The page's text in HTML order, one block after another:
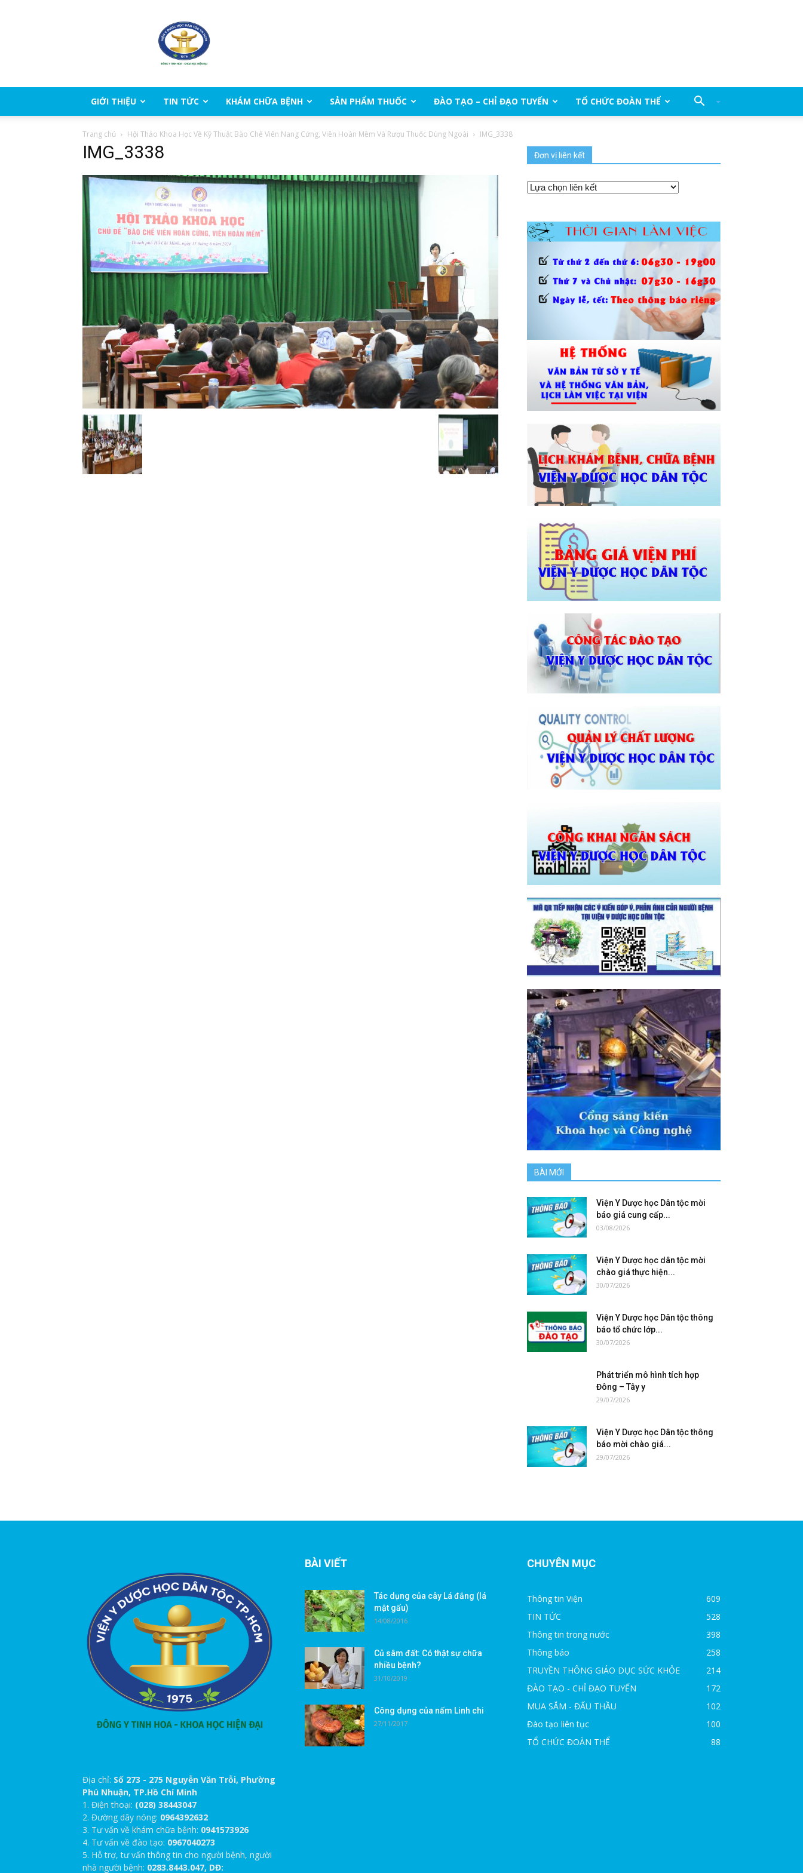
tộc
Thành
Chí
Minh
GIỚI THIỆU TIN TỨC KHÁM CHỮA BỆNH SẢN PHẨM THUỐC ĐÀO TẠO – CHỈ ĐẠO TUYẾN TỔ CHỨC ĐOÀN THỂ
Trang chủ Hội Thảo Khoa Học Về Kỹ Thuật Bào Chế Viên Nang Cứng, Viên Hoàn Mềm Và Rượu Thuốc Dùng Ngoài IMG_3338
IMG_3338 Đơn vị liên kết
BÀI MỚI
Viện Y Dược học Dân tộc mời
báo giá cung cấp...
03/08/2026
Viện Y Dược học dân tộc mời
chào giá thực hiện...
30/07/2026
Viện Y Dược học Dân tộc thông
báo tổ chức lớp...
30/07/2026
Phát triển mô hình tích hợp
Đông – Tây y
29/07/2026
Viện Y Dược học Dân tộc thông
báo mời chào giá...
29/07/2026
Địa chỉ: Số 273 - 275 Nguyễn Văn Trỗi, Phường
Phú Nhuận, TP.Hồ Chí Minh
1. Điện thoại: (028) 38443047
2. Đường dây nóng: 0964392632
3. Tư vấn về khám chữa bệnh: 0941573926
4. Tư vấn về đào tạo: 0967040273
5. Hỗ trợ, tư vấn thông tin cho người bệnh, người
nhà người bệnh: 0283.8443.047, DĐ:
BÀI VIẾT
Tác dụng của cây Lá đắng (lá
mật gấu)
14/08/2016
Củ sâm đất: Có thật sự chữa
nhiều bệnh?
31/10/2019
Công dụng của nấm Linh chi
27/11/2017
CHUYÊN MỤC
Thông tin Viện
609
TIN TỨC
528
Thông tin trong nước
398
Thông báo
258
TRUYỀN THÔNG GIÁO DỤC SỨC KHỎE
214
ĐÀO TẠO - CHỈ ĐẠO TUYẾN
172
MUA SẮM - ĐẤU THẦU
102
Đào tạo liên tục
100
TỔ CHỨC ĐOÀN THỂ
88